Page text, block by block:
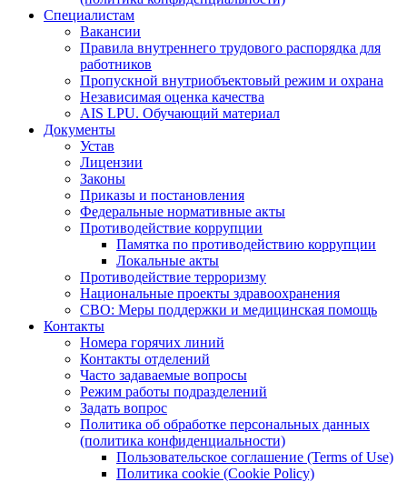
Специалистам
Вакансии
Правила внутреннего трудового распорядка для
работников
Пропускной внутриобъектовый режим и охрана
Независимая оценка качества
AIS LPU. Обучающий материал
Документы
Устав
Лицензии
Законы
Приказы и постановления
Федеральные нормативные акты
Противодействие коррупции
Памятка по противодействию коррупции
Локальные акты
Противодействие терроризму
Национальные проекты здравоохранения
СВО: Меры поддержки и медицинская помощь
Контакты
Номера горячих линий
Контакты отделений
Часто задаваемые вопросы
Режим работы подразделений
Задать вопрос
Политика об обработке персональных данных
(политика конфиденциальности)
Пользовательское соглашение (Terms of Use)
Политика cookie (Cookie Policy)